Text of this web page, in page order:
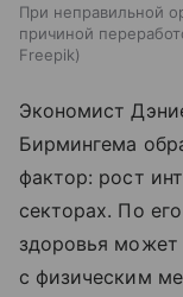
При неправильной
причиной
Freepik
Экономист
Бирмингема
фактор: рост
секторах. По
здоровья может
с физическим